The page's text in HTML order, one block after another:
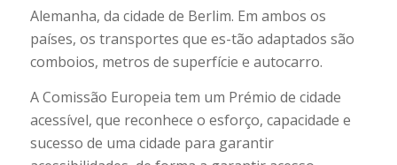
Alemanha, da cidade de Berlim. Em ambos os
países, os transportes que es-tão adaptados são
comboios, metros de superfície e autocarro.
A Comissão Europeia tem um Prémio de cidade
acessível, que reconhece o esforço, capacidade e
sucesso de uma cidade para garantir